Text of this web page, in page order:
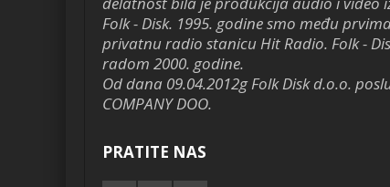
Folk - Disk. 1995. godine smo među
privatnu radio stanicu Hit Radio. Folk -
radom 2000. godine.
Od dana 09.04.2012g Folk Disk d.o.o.
COMPANY DOO.
PRATITE NAS